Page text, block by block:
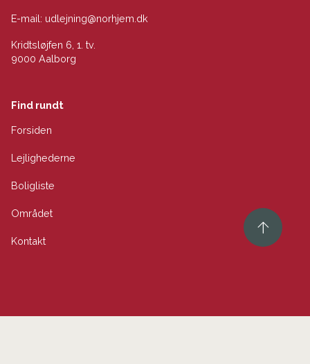
E-mail: udlejning@norhjem.dk
Kridtsløjfen 6, 1. tv.
9000 Aalborg
Find rundt
Forsiden
Lejlighederne
Boligliste
Området
Kontakt